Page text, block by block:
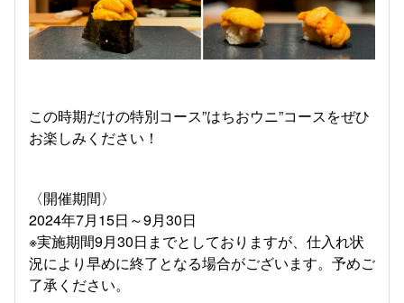
この時期だけの特別コース”はちおウニ”コースをぜひ
お楽しみください！
〈開催期間〉
2024年7月15日～9月30日
※実施期間9月30日までとしておりますが、仕入れ状
況により早めに終了となる場合がございます。予めご
了承ください。